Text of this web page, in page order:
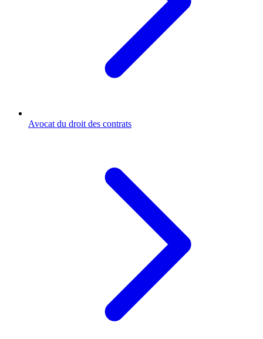
Avocat du droit des contrats